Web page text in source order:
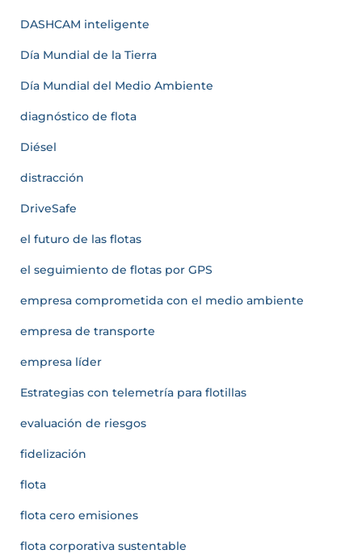
DASHCAM inteligente
Día Mundial de la Tierra
Día Mundial del Medio Ambiente
diagnóstico de flota
Diésel
distracción
DriveSafe
el futuro de las flotas
el seguimiento de flotas por GPS
empresa comprometida con el medio ambiente
empresa de transporte
empresa líder
Estrategias con telemetría para flotillas
evaluación de riesgos
fidelización
flota
flota cero emisiones
flota corporativa sustentable